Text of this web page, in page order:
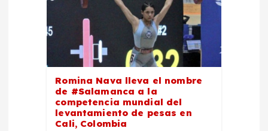
Romina Nava lleva el nombre
de #Salamanca a la
competencia mundial del
levantamiento de pesas en
Cali, Colombia